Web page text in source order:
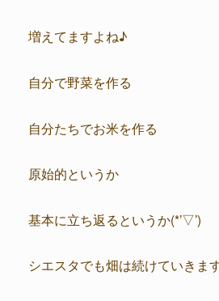
増えてますよね♪
自分で野菜を作る
自分たちでお米を作る
原始的というか
基本に立ち返るというか(*’▽’)
シエスタでも畑は続けていきます